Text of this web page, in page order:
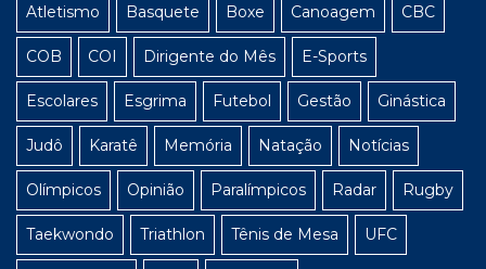
Atletismo Basquete Boxe Canoagem CBC
COB COI Dirigente do Mês E-Sports
Escolares Esgrima Futebol Gestão Ginástica
Judô Karatê Memória Natação Notícias
Olímpicos Opinião Paralímpicos Radar Rugby
Taekwondo Triathlon Tênis de Mesa UFC